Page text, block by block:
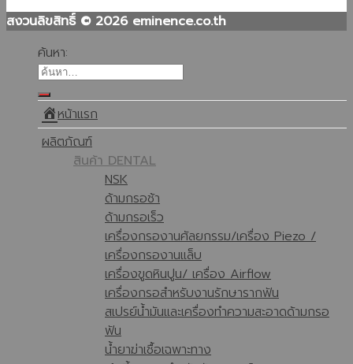
สงวนลิขสิทธิ์ © 2026 eminence.co.th
ค้นหา:
หน้าแรก
ผลิตภัณฑ์
สินค้า DENTAL
NSK
ด้ามกรอช้า
ด้ามกรอเร็ว
เครื่องกรองานศัลยกรรม/เครื่อง Piezo /
เครื่องกรองานแล็บ
เครื่องขูดหินปูน/ เครื่อง Airflow
เครื่องกรอสำหรับงานรักษารากฟัน
สเปรย์น้ำมันและเครื่องทำความสะอาดด้ามกรอ
ฟัน
น้ำยาฆ่าเชื้อเฉพาะทาง